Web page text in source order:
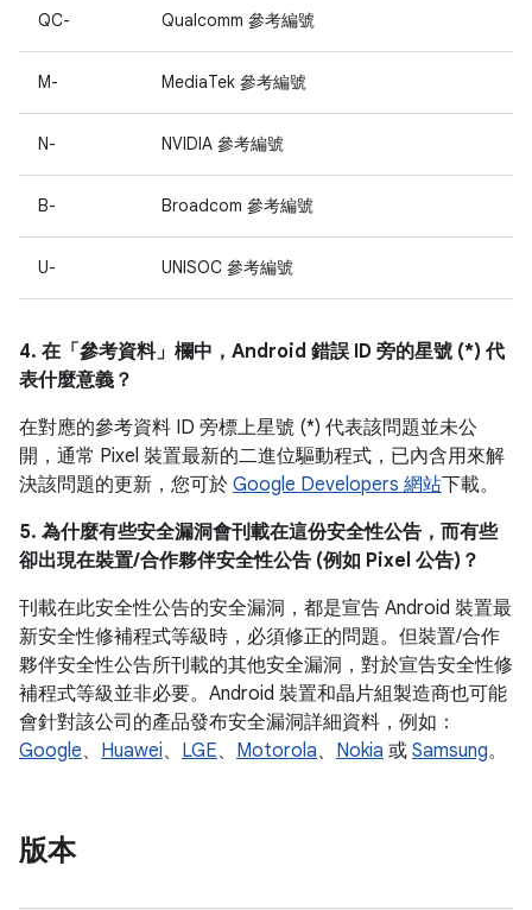
QC- Qualcomm 參考編號
M- MediaTek 參考編號
N- NVIDIA 參考編號
B- Broadcom 參考編號
U- UNISOC 參考編號
4. 在「參考資料」 欄中，Android 錯誤 ID 旁的星號 (*) 代
表什麼意義？
在對應的參考資料 ID 旁標上星號 (*) 代表該問題並未公
開，通常 Pixel 裝置最新的二進位驅動程式，已內含用來解
決該問題的更新，您可於 Google Developers 網站下載。
5. 為什麼有些安全漏洞會刊載在這份安全性公告，而有些
卻出現在裝置/合作夥伴安全性公告 (例如 Pixel 公告)？
刊載在此安全性公告的安全漏洞，都是宣告 Android 裝置最
新安全性修補程式等級時，必須修正的問題。但裝置/合作
夥伴安全性公告所刊載的其他安全漏洞，對於宣告安全性修
補程式等級並非必要。Android 裝置和晶片組製造商也可能
會針對該公司的產品發布安全漏洞詳細資料，例如：
Google、 Huawei、 LGE、 Motorola、 Nokia 或 Samsung。
版本